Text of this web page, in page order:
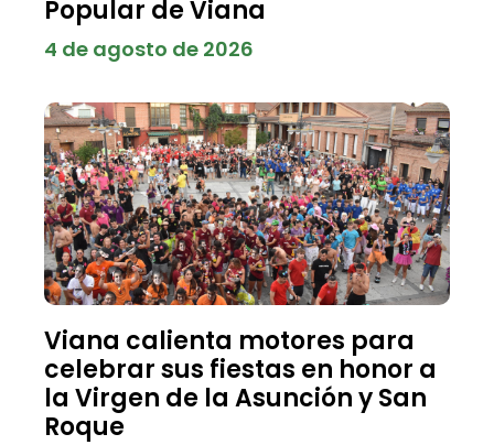
Popular de Viana
4 de agosto de 2026
Viana calienta motores para
celebrar sus fiestas en honor a
la Virgen de la Asunción y San
Roque